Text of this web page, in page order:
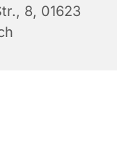
8, 01623